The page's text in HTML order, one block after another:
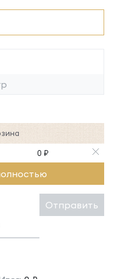
0 ₽
Отправить